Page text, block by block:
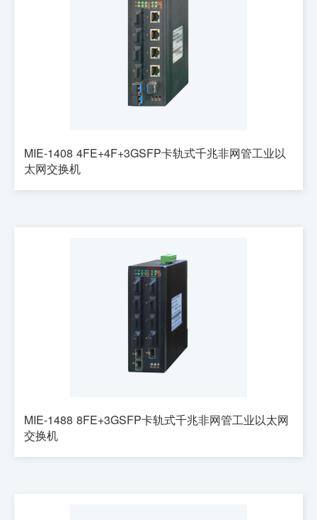
MIE-1408 4FE+4F+3GSFP卡轨式千兆非网管工业以
太网交换机
MIE-1488 8FE+3GSFP卡轨式千兆非网管工业以太网
交换机